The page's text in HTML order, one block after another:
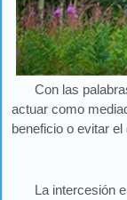
Con las
actuar como
beneficio o evitar el
La intercesión